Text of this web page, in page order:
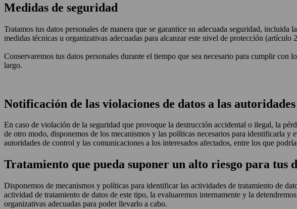
Medidas de seguridad
Tratamos tus datos personales de manera que se garantice su adecuada seguridad,
medidas técnicas u organizativas adecuadas para alcanzar este nivel de protección
Conservaremos tus datos personales durante el tiempo que sea necesario para cumplir
largo.
Notificación de las violaciones de datos a las
En caso de violación de la seguridad que provoque la destrucción accidental o ilegal, la
de otro modo, disponemos de los mecanismos y las políticas necesarios para identificarla
autoridades de control y las comunicaciones a los interesados afectados, entre los que
Tratamiento que pueda suponer un alto riesgo para tus
Disponemos de mecanismos y políticas para identificar las actividades de tratamiento de
actividad de tratamiento de datos de este tipo, la evaluaremos internamente y la
organizativas adecuadas para poder llevarlo a cabo.